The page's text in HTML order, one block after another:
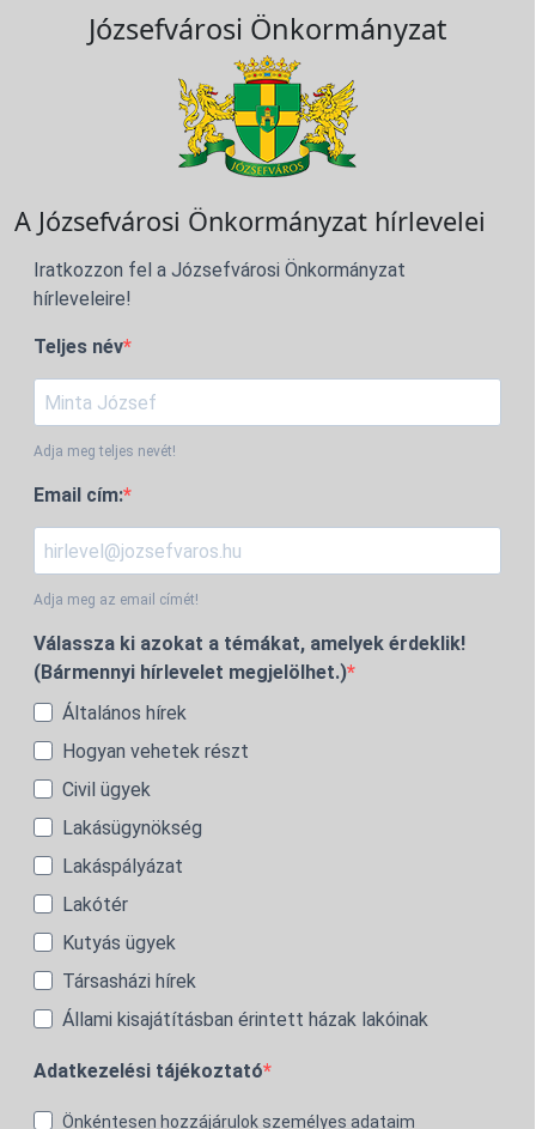
Józsefvárosi Önkormányzat
A Józsefvárosi Önkormányzat hírlevelei
Iratkozzon fel a Józsefvárosi Önkormányzat
hírleveleire!
Teljes név
Adja meg teljes nevét!
Email cím:
Adja meg az email címét!
Válassza ki azokat a témákat, amelyek érdeklik!
(Bármennyi hírlevelet megjelölhet.)
Általános hírek
Hogyan vehetek részt
Civil ügyek
Lakásügynökség
Lakáspályázat
Lakótér
Kutyás ügyek
Társasházi hírek
Állami kisajátításban érintett házak lakóinak
Adatkezelési tájékoztató
Önkéntesen hozzájárulok személyes adataim